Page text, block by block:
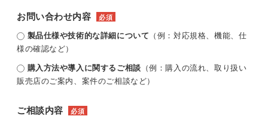
お問い合わせ内容 必須
製品仕様や技術的な詳細について （例：対応規格、機能、仕
様の確認など）
購入方法や導入に関するご相談 （例：購入の流れ、取り扱い
販売店のご案内、案件のご相談など）
ご相談内容 必須